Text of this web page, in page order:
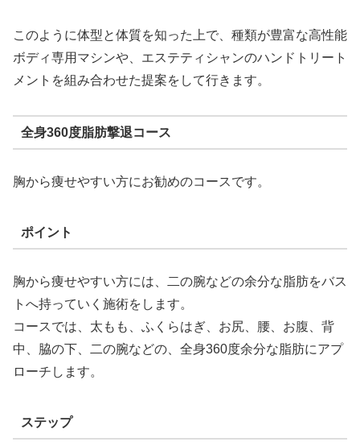
このように体型と体質を知った上で、種類が豊富な高性能
ボディ専用マシンや、エステティシャンのハンドトリート
メントを組み合わせた提案をして行きます。
全身360度脂肪撃退コース
胸から痩せやすい方にお勧めのコースです。
ポイント
胸から痩せやすい方には、二の腕などの余分な脂肪をバス
トへ持っていく施術をします。
コースでは、太もも、ふくらはぎ、お尻、腰、お腹、背
中、脇の下、二の腕などの、全身360度余分な脂肪にアプ
ローチします。
ステップ